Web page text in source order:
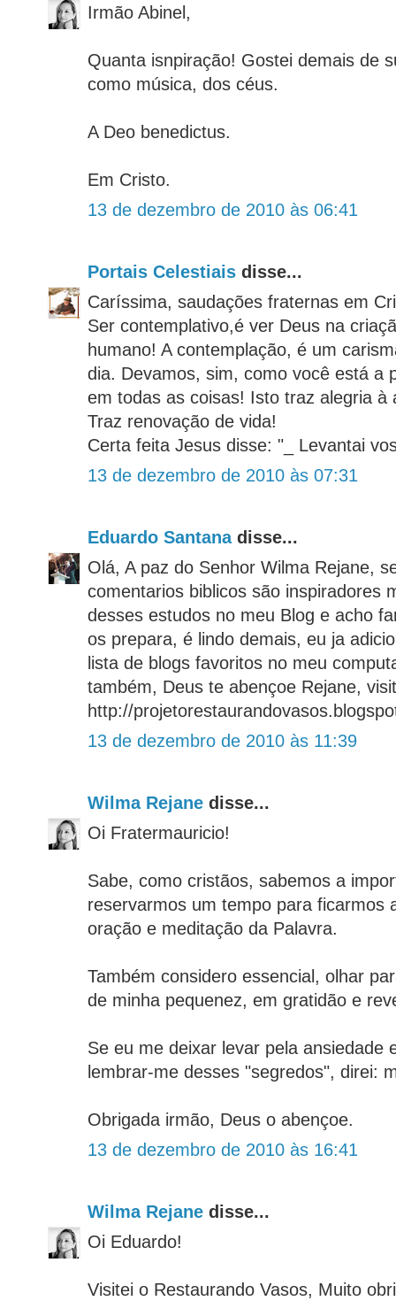
Irmão Abinel,
Quanta isnpiração! Gostei demais de
como música, dos céus.
A Deo benedictus.
Em Cristo.
13 de dezembro de 2010 às 06:41
Portais Celestiais disse...
Caríssima, saudações fraternas em
Ser contemplativo,é ver Deus na
humano! A contemplação, é um
dia. Devamos, sim, como você está a
em todas as coisas! Isto traz alegria à
Traz renovação de vida!
Certa feita Jesus disse: "_ Levantai
13 de dezembro de 2010 às 07:31
Eduardo Santanadisse...
Olá, A paz do Senhor Wilma Rejane,
comentarios biblicos são inspiradores
desses estudos no meu Blog e acho
os prepara, é lindo demais, eu ja
lista de blogs favoritos no meu
também, Deus te abençoe Rejane,
http://
13 de dezembro de 2010 às 11:39
Wilma Rejane disse...
Oi Fratermauricio!
Sabe, como cristãos, sabemos a
reservarmos um tempo para ficarmos
oração e meditação da Palavra.
Também considero essencial, olhar
de minha pequenez, em gratidão e
Se eu me deixar levar pela ansiedade
lembrar-me desses "segredos", direi:
Obrigada irmão, Deus o abençoe.
13 de dezembro de 2010 às 16:41
Wilma Rejane disse...
Oi Eduardo!
Visitei o Restaurando Vasos, Muito